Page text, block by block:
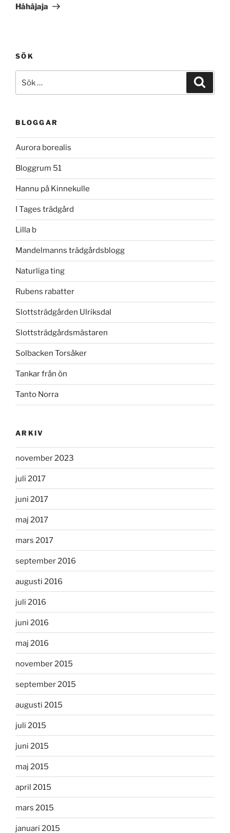
inlägg
Håhåjaja
SÖK
efter:
BLOGGAR
Aurora borealis
Bloggrum 51
Hannu på Kinnekulle
I Tages trädgård
Lilla b
Mandelmanns trädgårdsblogg
Naturliga ting
Rubens rabatter
Slottsträdgården Ulriksdal
Slottsträdgårdsmästaren
Solbacken Torsåker
Tankar från ön
Tanto Norra
ARKIV
november 2023
juli 2017
juni 2017
maj 2017
mars 2017
september 2016
augusti 2016
juli 2016
juni 2016
maj 2016
november 2015
september 2015
augusti 2015
juli 2015
juni 2015
maj 2015
april 2015
mars 2015
januari 2015